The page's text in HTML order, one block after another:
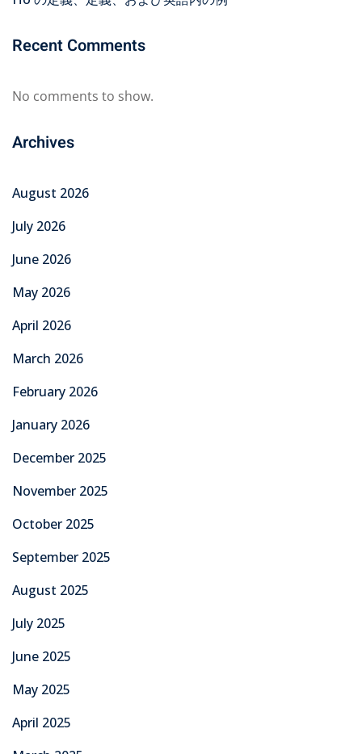
Recent Comments
No comments to show.
Archives
August 2026
July 2026
June 2026
May 2026
April 2026
March 2026
February 2026
January 2026
December 2025
November 2025
October 2025
September 2025
August 2025
July 2025
June 2025
May 2025
April 2025